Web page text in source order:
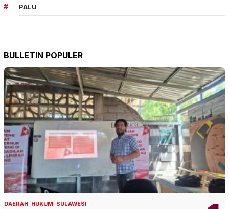
PALU
BULLETIN POPULER
DAERAH HUKUM SULAWESI